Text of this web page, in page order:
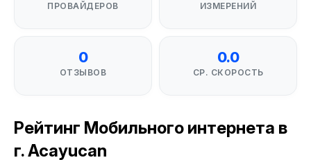
ПРОВАЙДЕРОВ ИЗМЕРЕНИЙ
0
ОТЗЫВОВ
0.0
СР. СКОРОСТЬ
Рейтинг Мобильного интернета в
г. Acayucan